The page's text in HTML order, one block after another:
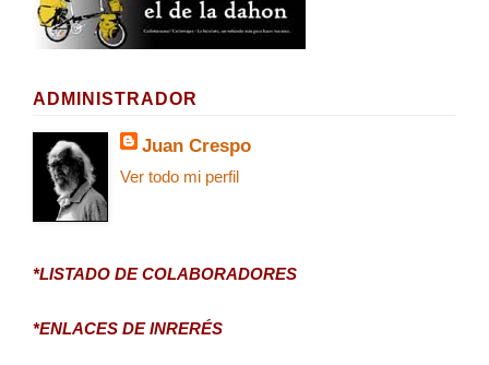
ADMINISTRADOR
Juan Crespo
Ver todo mi perfil
*LISTADO DE COLABORADORES
*ENLACES DE INRERÉS